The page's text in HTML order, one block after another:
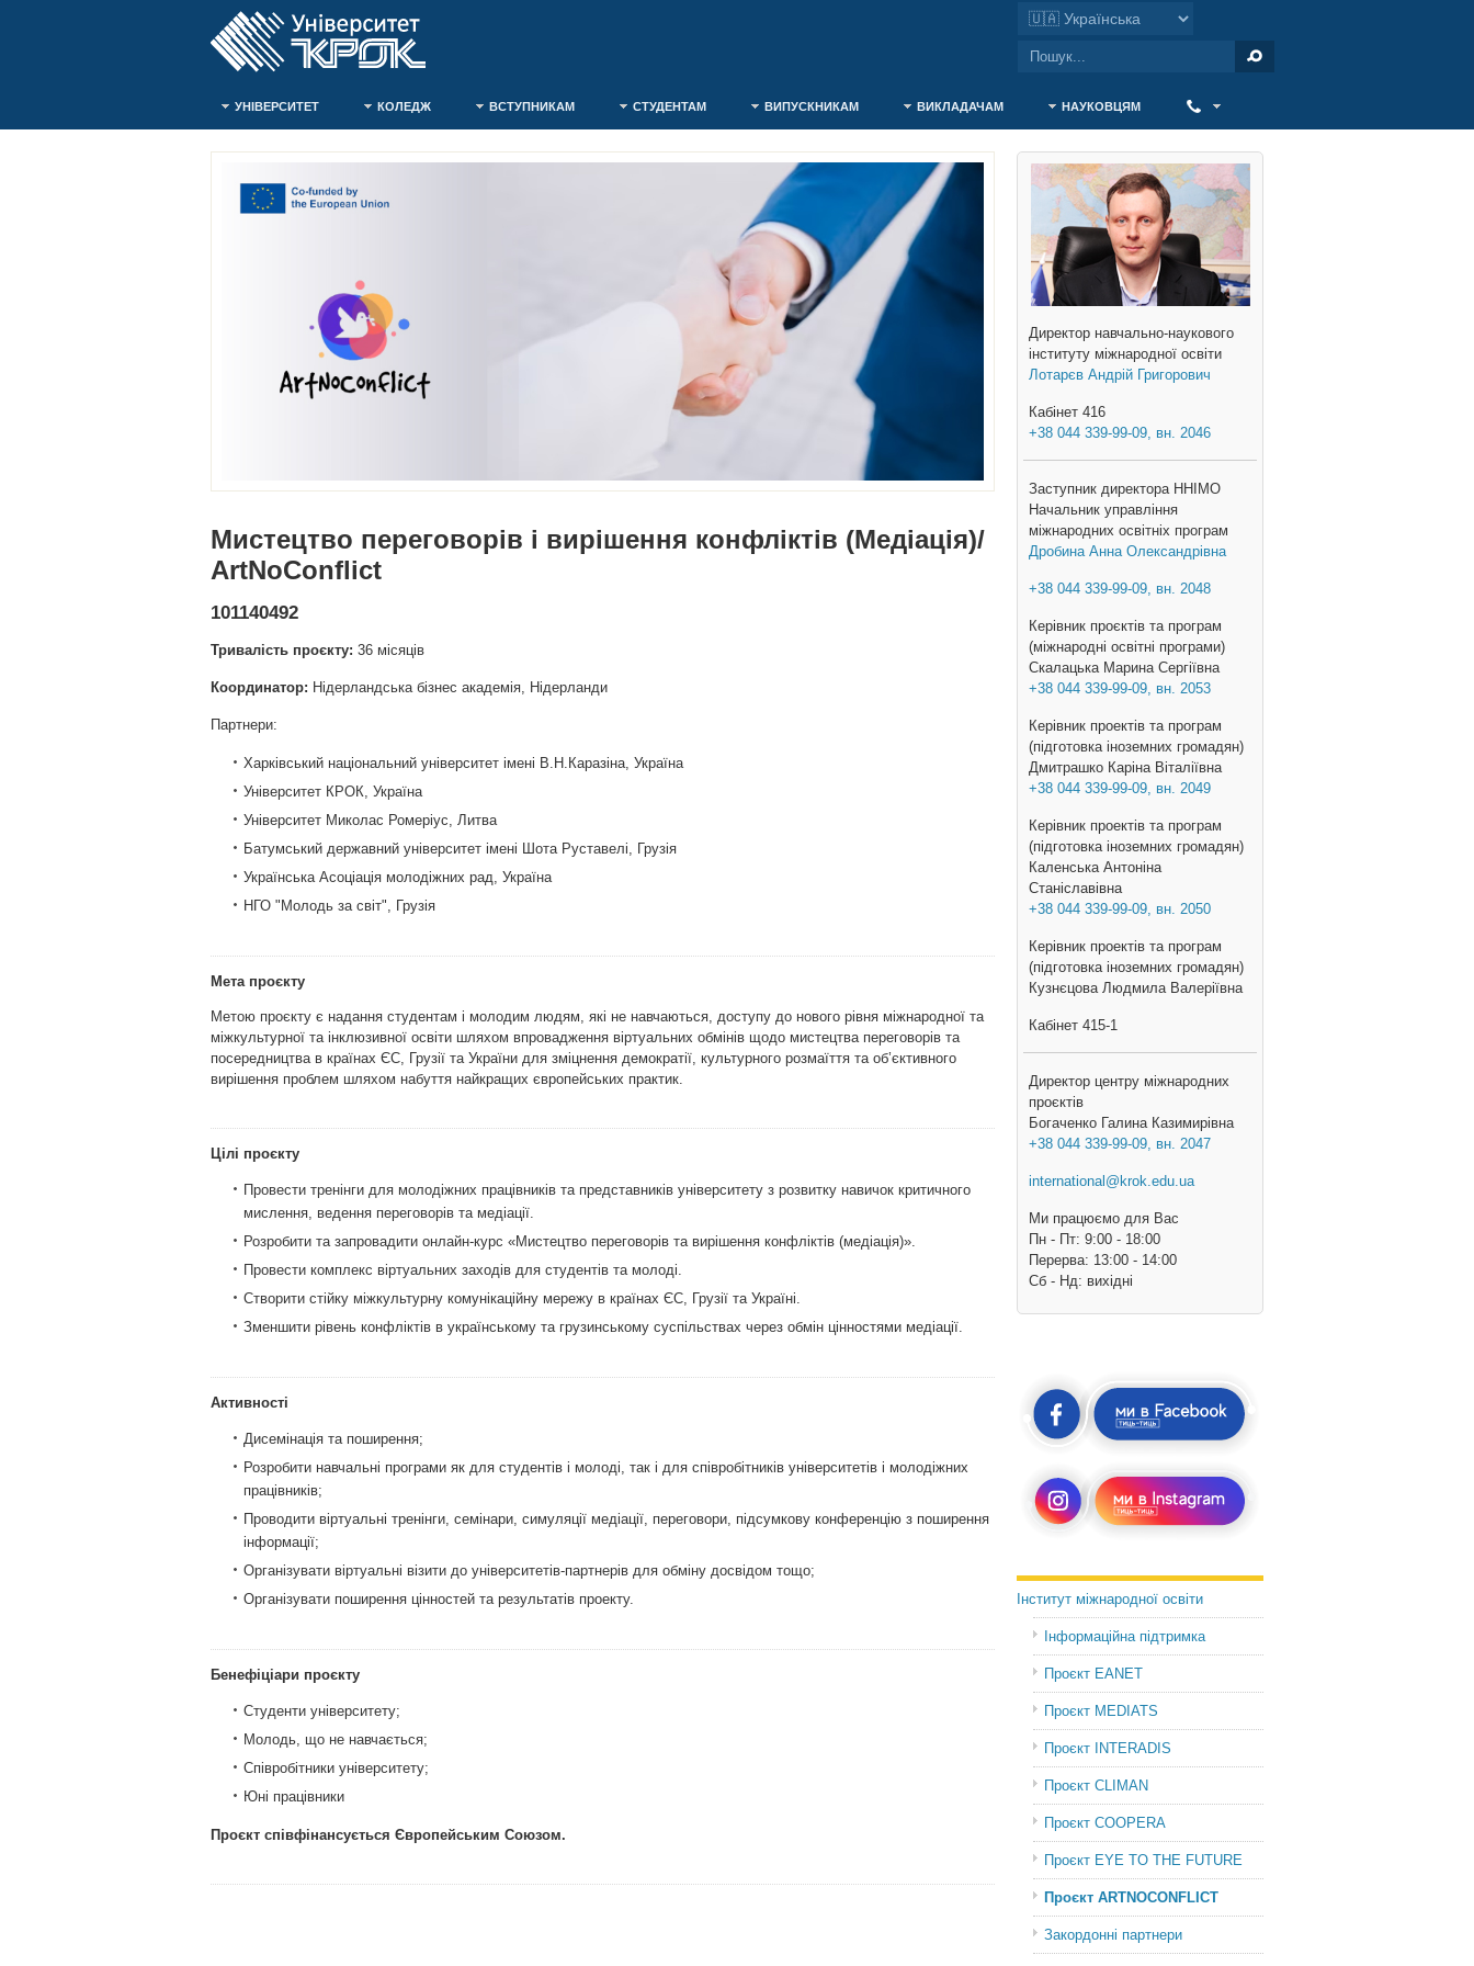
УНІВЕРСИТЕТ КОЛЕДЖ ВСТУПНИКАМ СТУДЕНТАМ ВИПУСКНИКАМ ВИКЛАДАЧАМ НАУКОВЦЯМ
Мистецтво переговорів і вирішення конфліктів (Медіація)/
ArtNoConflict
101140492
Тривалість проєкту: 36 місяців
Координатор: Нідерландська бізнес академія, Нідерланди
Партнери:
Харківський національний університет імені В.Н.Каразіна, Україна
Університет КРОК, Україна
Університет Миколас Ромеріус, Литва
Батумський державний університет імені Шота Руставелі, Грузія
Українська Асоціація молодіжних рад, Україна
НГО "Молодь за світ", Грузія
Мета проєкту
Метою проєкту є надання студентам і молодим людям, які не навчаються, доступу до нового рівня міжнародної та
міжкультурної та інклюзивної освіти шляхом впровадження віртуальних обмінів щодо мистецтва переговорів та
посередництва в країнах ЄС, Грузії та України для зміцнення демократії, культурного розмаїття та об’єктивного
вирішення проблем шляхом набуття найкращих європейських практик.
Цілі проєкту
Провести тренінги для молодіжних працівників та представників університету з розвитку навичок критичного
мислення, ведення переговорів та медіації.
Розробити та запровадити онлайн-курс «Мистецтво переговорів та вирішення конфліктів (медіація)».
Провести комплекс віртуальних заходів для студентів та молоді.
Створити стійку міжкультурну комунікаційну мережу в країнах ЄС, Грузії та Україні.
Зменшити рівень конфліктів в українському та грузинському суспільствах через обмін цінностями медіації.
Активності
Дисемінація та поширення;
Розробити навчальні програми як для студентів і молоді, так і для співробітників університетів і молодіжних
працівників;
Проводити віртуальні тренінги, семінари, симуляції медіації, переговори, підсумкову конференцію з поширення
інформації;
Організувати віртуальні візити до університетів-партнерів для обміну досвідом тощо;
Організувати поширення цінностей та результатів проекту.
Бенефіціари проєкту
Студенти університету;
Молодь, що не навчається;
Співробітники університету;
Юні працівники
Проєкт співфінансується Європейським Союзом.
Директор навчально-наукового
інституту міжнародної освіти
Лотарєв Андрій Григорович
Кабінет 416
+38 044 339-99-09, вн. 2046
Заступник директора ННІМО
Начальник управління
міжнародних освітніх програм
Дробина Анна Олександрівна
+38 044 339-99-09, вн. 2048
Керівник проєктів та програм
(міжнародні освітні програми)
Скалацька Марина Сергіївна
+38 044 339-99-09, вн. 2053
Керівник проектів та програм
(підготовка іноземних громадян)
Дмитрашко Каріна Віталіївна
+38 044 339-99-09, вн. 2049
Керівник проектів та програм
(підготовка іноземних громадян)
Каленська Антоніна
Станіславівна
+38 044 339-99-09, вн. 2050
Керівник проектів та програм
(підготовка іноземних громадян)
Кузнєцова Людмила Валеріївна
Кабінет 415-1
Директор центру міжнародних
проєктів
Богаченко Галина Казимирівна
+38 044 339-99-09, вн. 2047
international@krok.edu.ua
Ми працюємо для Вас
Пн - Пт: 9:00 - 18:00
Перерва: 13:00 - 14:00
Cб - Нд: вихідні
Інститут міжнародної освіти
Інформаційна підтримка
Проєкт EANET
Проєкт MEDIATS
Проєкт INTERADIS
Проєкт CLIMAN
Проєкт COOPERA
Проєкт EYE TO THE FUTURE
Проєкт ARTNOCONFLICT
Закордонні партнери